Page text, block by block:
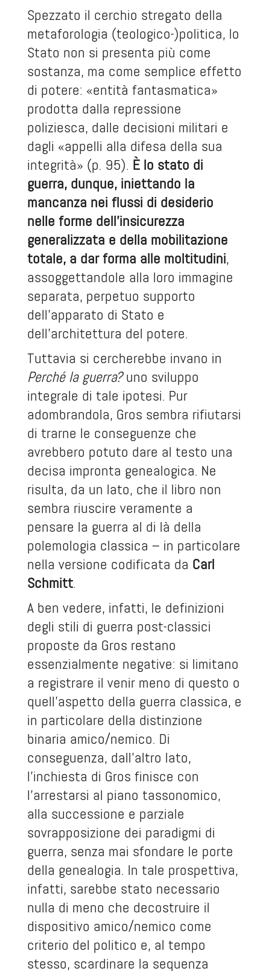
Spezzato il cerchio stregato della
metaforologia (teologico-)politica, lo
Stato non si presenta più come
sostanza, ma come semplice effetto
di potere: «entità fantasmatica»
prodotta dalla repressione
poliziesca, dalle decisioni militari e
dagli «appelli alla difesa della sua
integrità» (p. 95). È lo stato di
guerra, dunque, iniettando la
mancanza nei flussi di desiderio
nelle forme dell’insicurezza
generalizzata e della mobilitazione
totale, a dar forma alle moltitudini,
assoggettandole alla loro immagine
separata, perpetuo supporto
dell’apparato di Stato e
dell’architettura del potere.
Tuttavia si cercherebbe invano in
Perché la guerra?uno sviluppo
integrale di tale ipotesi. Pur
adombrandola, Gros sembra rifiutarsi
di trarne le conseguenze che
avrebbero potuto dare al testo una
decisa impronta genealogica. Ne
risulta, da un lato, che il libro non
sembra riuscire veramente a
pensare la guerra al di là della
polemologia classica – in particolare
nella versione codificata da Carl
Schmitt.
A ben vedere, infatti, le definizioni
degli stili di guerra post-classici
proposte da Gros restano
essenzialmente negative: si limitano
a registrare il venir meno di questo o
quell’aspetto della guerra classica, e
in particolare della distinzione
binaria amico/nemico. Di
conseguenza, dall’altro lato,
l’inchiesta di Gros finisce con
l’arrestarsi al piano tassonomico,
alla successione e parziale
sovrapposizione dei paradigmi di
guerra, senza mai sfondare le porte
della genealogia. In tale prospettiva,
infatti, sarebbe stato necessario
nulla di meno che decostruire il
dispositivo amico/nemico come
criterio del politico e, al tempo
stesso, scardinare la sequenza